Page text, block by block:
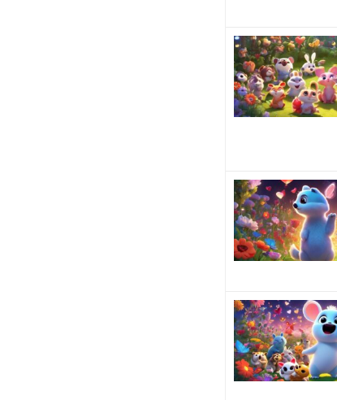
う男
性、
多い
で
す
よ
ね...
な